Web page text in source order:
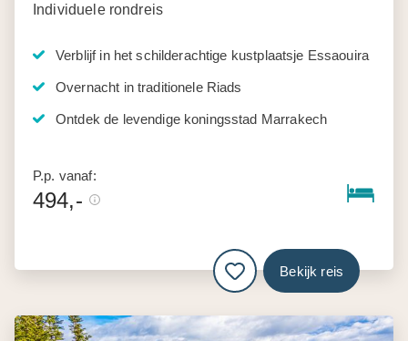
Individuele rondreis
Verblijf in het schilderachtige kustplaatsje Essaouira
Overnacht in traditionele Riads
Ontdek de levendige koningsstad Marrakech
P.p. vanaf:
494,-
Bekijk reis